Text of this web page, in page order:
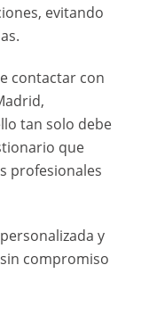
evitando
contactar con
tan solo debe
que
profesionales
y
compromiso